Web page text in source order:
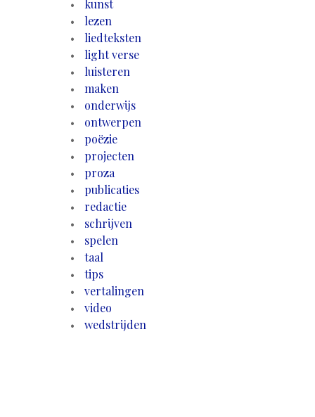
kunst
lezen
liedteksten
light verse
luisteren
maken
onderwijs
ontwerpen
poëzie
projecten
proza
publicaties
redactie
schrijven
spelen
taal
tips
vertalingen
video
wedstrijden